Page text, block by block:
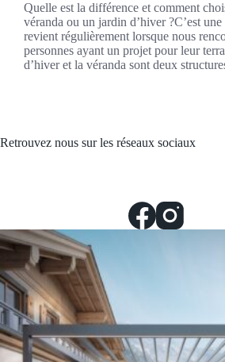
Quelle est la différence et comment
véranda ou un jardin d’hiver ?C’est
revient régulièrement lorsque nous
personnes ayant un projet pour leur
d’hiver et la véranda sont deux
Retrouvez nous sur les réseaux sociaux